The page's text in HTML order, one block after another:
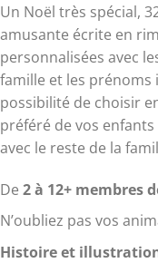
Un Noël très spécial,
amusante écrite en
personnalisées avec
famille et les prénoms
possibilité de choisir
préféré de vos
avec le reste de la
De 2 à 12+ membres
N’oubliez pas vos
Histoire et